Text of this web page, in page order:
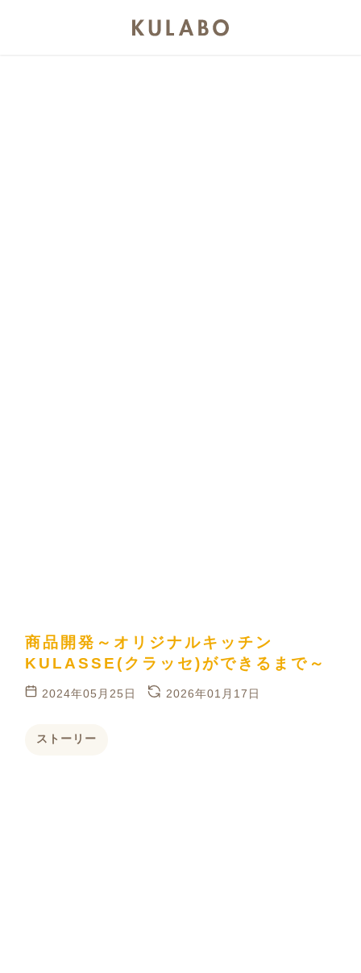
商品開発～オリジナルキッチン
KULASSE(クラッセ)ができるまで～
2024年05月25日 2026年01月17日
ストーリー